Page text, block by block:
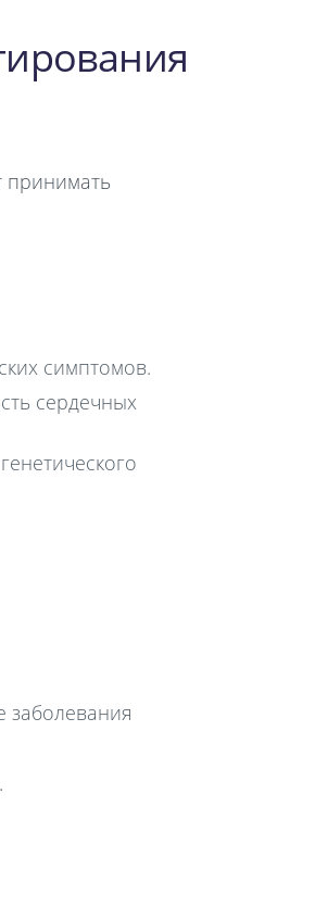
принимать
симптомов.
сердечных
заболевания